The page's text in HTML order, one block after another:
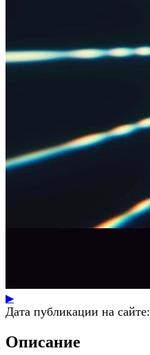
▶
Дата публикации на сайте:
Описание